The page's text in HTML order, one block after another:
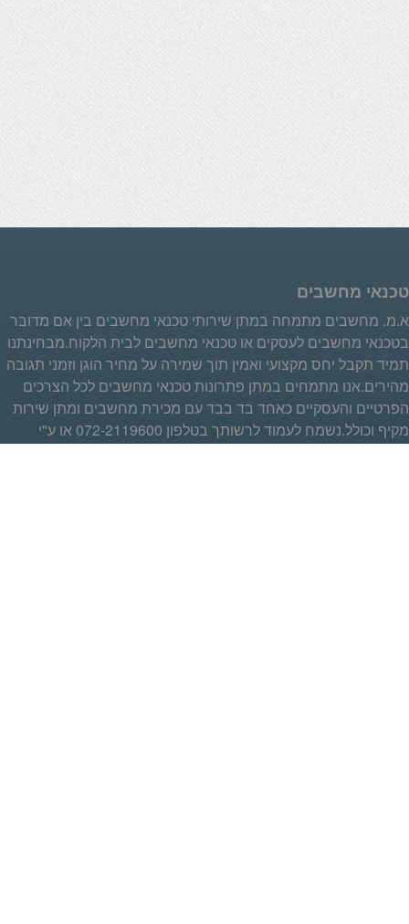
טכנאי מחשבים
א.מ. מחשבים מתמחה במתן שירותי טכנאי מחשבים בין אם מדובר
בטכנאי מחשבים לעסקים או טכנאי מחשבים לבית הלקוח.מבחינתנו
תמיד תקבל יחס מקצועי ואמין תוך שמירה על מחיר הוגן וזמני תגובה
מהירים.אנו מתמחים במתן פתרונות טכנאי מחשבים לכל הצרכים
הפרטיים והעסקיים כאחד בד בבד עם מכירת מחשבים ומתן שירות
מקיף וכולל.נשמח לעמוד לרשותך בטלפון 072-2119600 או ע"י